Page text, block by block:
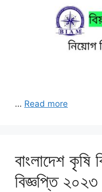
… Read more
বাংলাদেশ কৃষি
বিজ্ঞপ্তি ২০২৩